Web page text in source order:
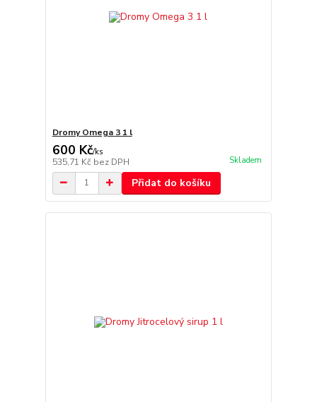
Dromy Omega 3 1 l
600 Kč/ks
535,71 Kč bez DPH Skladem
Přidat do košíku